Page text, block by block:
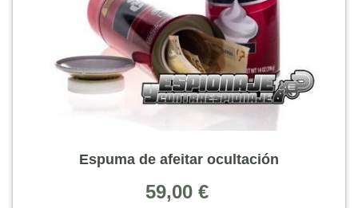
Espuma de afeitar ocultación
59,00 €